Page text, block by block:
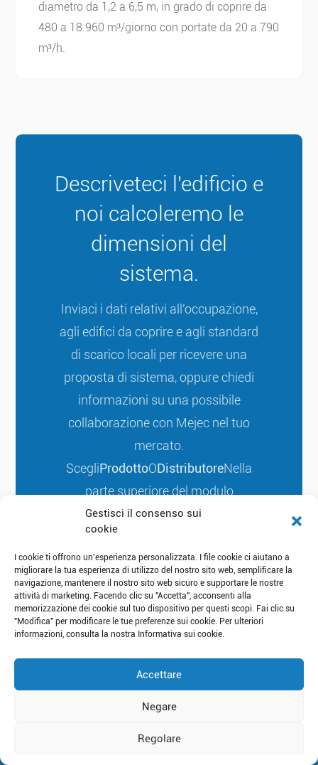
diametro da 1,2 a 6,5 ​​m, in grado di coprire da
480 a 18.960 m³/giorno con portate da 20 a 790
m³/h.
Descriveteci l'edificio e
noi calcoleremo le
dimensioni del
sistema.
Inviaci i dati relativi all'occupazione,
agli edifici da coprire e agli standard
di scarico locali per ricevere una
proposta di sistema, oppure chiedi
informazioni su una possibile
collaborazione con Mejec nel tuo
mercato.
ScegliProdottoODistributoreNella
parte superiore del modulo
sottostante, vi risponderemo entro 24
Se Avete Domande, Non Esitate A
Lasciarci Un Messaggio
Gestisci il consenso sui
cookie
I cookie ti offrono un'esperienza personalizzata. I file cookie ci aiutano a
migliorare la tua esperienza di utilizzo del nostro sito web, semplificare la
navigazione, mantenere il nostro sito web sicuro e supportare le nostre
attività di marketing. Facendo clic su "Accetta", acconsenti alla
memorizzazione dei cookie sul tuo dispositivo per questi scopi. Fai clic su
"Modifica" per modificare le tue preferenze sui cookie. Per ulteriori
informazioni, consulta la nostra Informativa sui cookie.
Accettare
Negare
Regolare